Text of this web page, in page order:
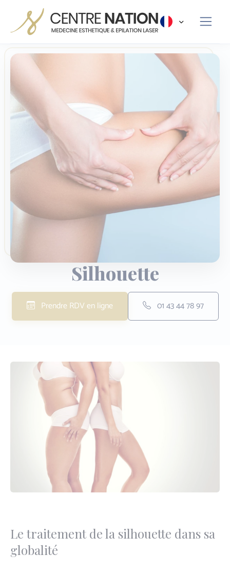
Silhouette
Prendre RDV en ligne 01 43 44 78 97
Le traitement de la silhouette dans sa
globalité
Panneau de gestion des cookies